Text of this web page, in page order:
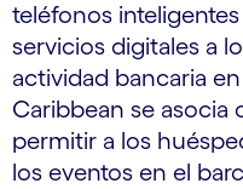
teléfonos
servicios digitales a
actividad bancaria
Caribbean se asocia
permitir a los
los eventos en el